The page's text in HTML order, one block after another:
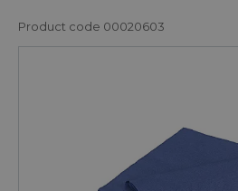
Product code 00020603